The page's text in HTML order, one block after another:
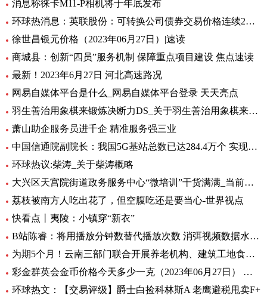
消息称徕卡M11-P相机将于年底发布
环球热消息：英联股份：可转换公司债券交易价格连续2个交易日内收盘价格涨幅偏离值累计超过30%
徐世昌银元价格（2023年06月27日）|速读
商城县：创新“四员”服务机制 保障重点项目建设 焦点速读
最新！2023年6月27日 河北高速路况
网易自媒体平台是什么_网易自媒体平台登录 天天亮点
羽生善治用象棋来锻炼决断力DS_关于羽生善治用象棋来锻炼决断力DS介绍
萧山助企服务员进千企 精准服务强三业
中国信通院副院长：我国5G基站总数已达284.4万个 实现“县县通5G”_热消息
环球热议:柴涛_关于柴涛概略
大兴区天宫院街道政务服务中心“微培训”干货满满_当前快看
荔枝被南方人吃出花了，但空腹吃还是要当心-世界视点
快看点丨夷陵：小镇穿“新衣”
B站陈睿：将用播放分钟数替代播放次数 消弭视频数据水分|通讯
为期5个月！云南三部门联合开展养老机构、建筑工地食堂食品安全专项检查 天天热讯
彩金群英会金币价格今天多少一克（2023年06月27日） 最新
环球热文：【交易评级】爵士白捡科林斯A 老鹰避税甩卖F+